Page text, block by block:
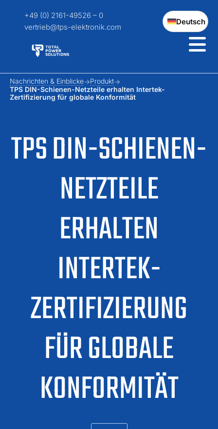
+49 (0) 2161-49526 – 0
vertrieb@tps-elektronik.com
Deutsch
TPS DIN-SCHIENEN-
NETZTEILE
ERHALTEN
INTERTEK-
ZERTIFIZIERUNG
FÜR GLOBALE
KONFORMITÄT
Nachrichten & Einblicke
Produkt
TPS DIN-Schienen-Netzteile erhalten Intertek-
Zertifizierung für globale Konformität